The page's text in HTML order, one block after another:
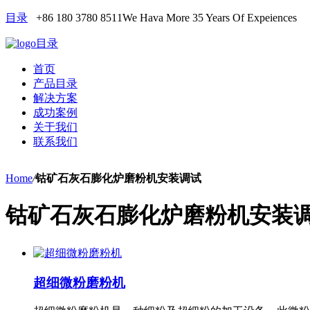
目录 +86 180 3780 8511We Hava More 35 Years Of Expeiences
目录
首页
产品目录
解决方案
成功案例
关于我们
联系我们
Home/钴矿石灰石膨化炉磨粉机安装调试
钴矿石灰石膨化炉磨粉机安装
超细微粉磨粉机